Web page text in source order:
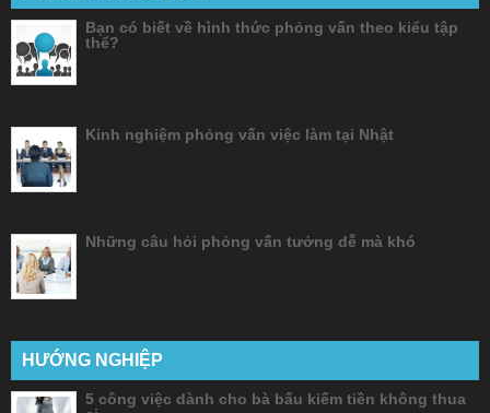
Bạn có biết về hình thức phỏng vấn theo kiểu tập
thể?
Kinh nghiệm phỏng vấn việc làm tại Nhật
Những câu hỏi phỏng vấn tưởng dễ mà khó
HƯỚNG NGHIỆP
5 công việc dành cho bà bấu kiếm tiền không thua